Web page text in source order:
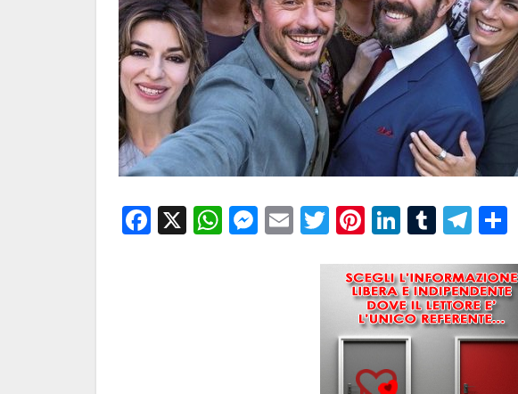
Facebook
X WhatsApp
Messenger
EmailTwitter
Pinterest
LinkedIn
Tumblr